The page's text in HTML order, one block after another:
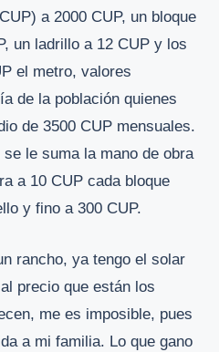
a 2000 CUP, un bloque
un ladrillo a 12 CUP y los
el metro, valores
de la población quienes
de 3500 CUP mensuales.
le suma la mano de obra
a 10 CUP cada bloque
y fino a 300 CUP.
rancho, ya tengo el solar
precio que están los
me es imposible, pues
a mi familia. Lo que gano